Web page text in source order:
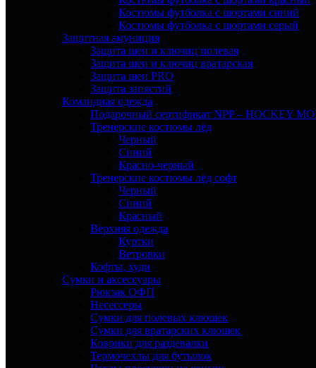
Костюмы футболка с шортами синий
Костюмы футболка с шортами серый
Защитная амуниция
Защита шеи и ключиц полевая
Защита шеи и ключиц вратарская
Защита шеи PRO
Защита запястий
Командная одежда
Подарочный сертификат NPP – HOCKEY
Тренерские костюмы лёд
Черный
Синий
Красно-черный
Тренерские костюмы лёд софт
Черный
Синий
Красный
Верхняя одежда
Куртки
Ветровки
Кофты, худи
Сумки и аксессуары
Рюкзак ОФП
Несессеры
Сумки для полевых клюшек
Сумки для вратарских клюшек
Коврики для раздевалки
Термочехлы для бутылок